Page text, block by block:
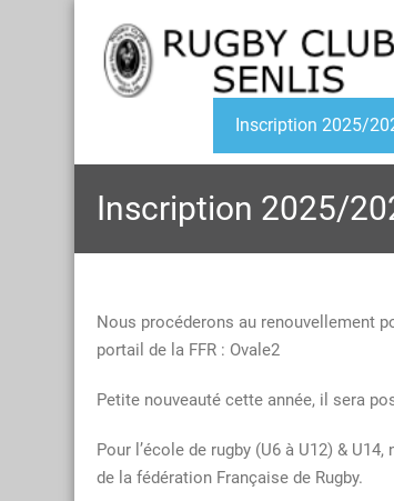
Inscription 2025/
Inscription 2025/
Nous procéderons au renouvellement
portail de la FFR : Ovale2
Petite nouveauté cette année, il sera
Pour l’école de rugby (U6 à U12) &
de la fédération Française de Rugby.